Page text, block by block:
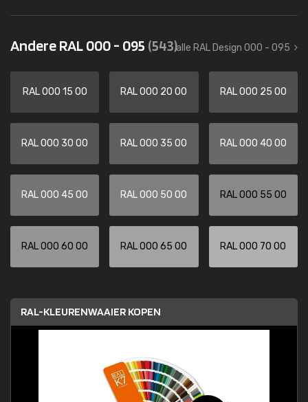
Andere RAL 000 - 095 (543)alle RAL Design 000 - 095
RAL 000 15 00 RAL 000 20 00 RAL 000 25 00
RAL 000 30 00 RAL 000 35 00 RAL 000 40 00
RAL 000 45 00 RAL 000 50 00 RAL 000 55 00
RAL 000 60 00 RAL 000 65 00 RAL 000 70 00
RAL-KLEURENWAAIER KOPEN